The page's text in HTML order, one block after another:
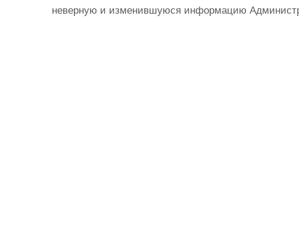
неверную и изменившуюся информацию